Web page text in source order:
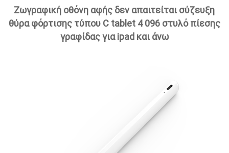
Ζωγραφική οθόνη αφής δεν απαιτείται σύζευξη
θύρα φόρτισης τύπου C tablet 4096 στυλό πίεσης
γραφίδας για ipad και άνω